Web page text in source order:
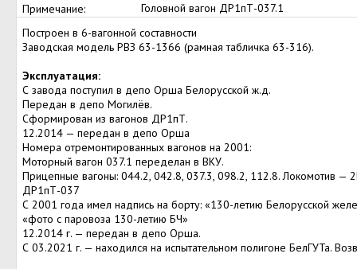
Примечание:
Головной вагон ДР1пТ-037.1
Построен в 6-вагонной составности
Заводская модель РВЗ 63-1366 (рамная табличка 63-316).
Эксплуатация:
С завода поступил в депо Орша Белорусской ж.д.
Передан в депо Могилёв.
Сформирован из вагонов ДР1пТ.
12.2014 — передан в депо Орша
Номера отремонтированных вагонов на 2001:
Моторный вагон 037.1 переделан в ВКУ.
Прицепные вагоны: 044.2, 042.8, 037.3, 098.2, 112.8. Локомотив —
ДР1пТ-037
С 2001 года имел надпись на борту: «130-летию Белорусской
«фото с паровоза 130-летию БЧ»
12.2014 г. — передан в депо Орша.
С 03.2021 г. — находился на испытательном полигоне БелГУТа.